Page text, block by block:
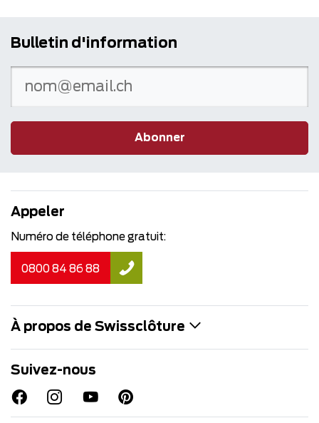
Bulletin d'information
Abonner
Appeler
Numéro de téléphone gratuit:
0800 84 86 88
À propos de Swissclôture
Suivez-nous